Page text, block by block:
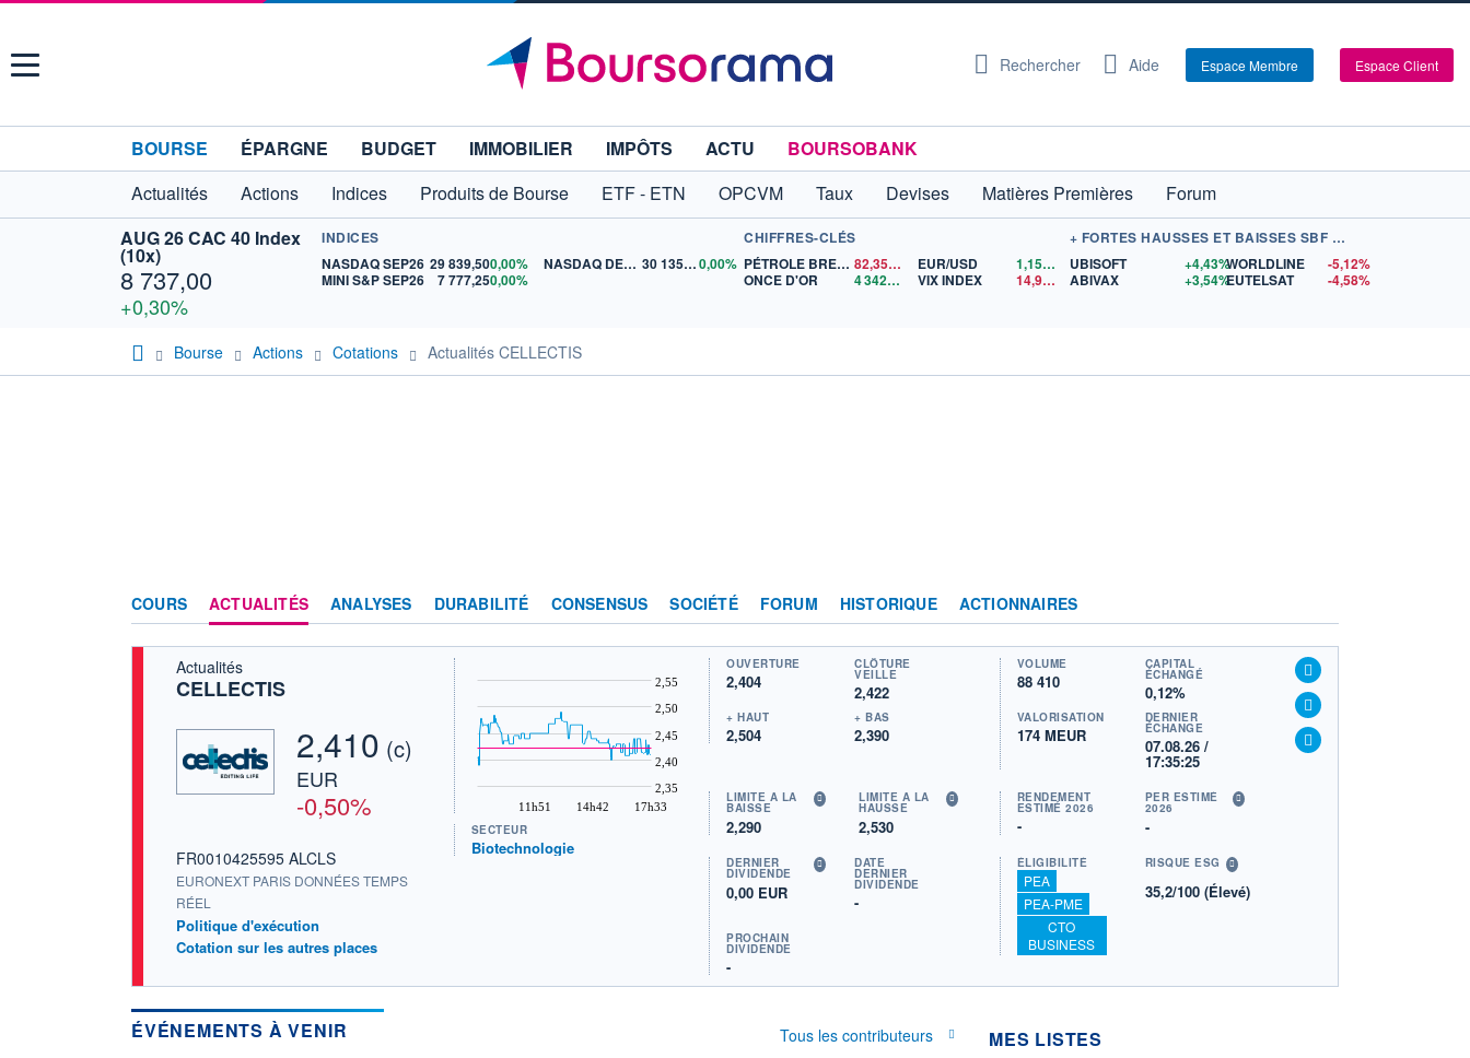
Menu Rechercher Aide Espace Membre Espace Client
BOURSE ÉPARGNE BUDGET IMMOBILIER IMPÔTS ACTU
BOURSOBANK
Actualités
Actions Indices Produits de Bourse ETF - ETN OPCVM Taux Devises Matières Premières
Forum
AUG 26 CAC 40 Index
(10x)
8 737,00
+0,30%
INDICES
NASDAQ SEP26 29 839,500,00%
MINI S&P SEP26
7 777,250,00%
NASDAQ DEC26 30 135,000,00%
CHIFFRES-CLÉS
PÉTROLE BRENT
82,35
$US
ONCE D'OR
4 342,26 $US
EUR/USD 1,1559
$US
VIX INDEX
14,90$US
+ FORTES HAUSSES ET BAISSES SBF 120
UBISOFT
+4,43%
ABIVAX
+3,54%
WORLDLINE
-5,12%
EUTELSAT
-4,58%
Bourse Actions Cotations Actualités CELLECTIS
COURS ACTUALITÉS ANALYSES DURABILITÉ CONSENSUS SOCIÉTÉ FORUM HISTORIQUE ACTIONNAIRES
Actualités
CELLECTIS
2,410 (c)
EUR
-0,50%
FR0010425595 ALCLS
EURONEXT PARIS DONNÉES TEMPS
RÉEL
Politique d'exécution
Cotation sur les autres places
11h51 14h42 17h33
2,35
2,40
2,45
2,50
2,55
SECTEUR
Biotechnologie
OUVERTURE
2,404
CLÔTURE
VEILLE
2,422
+ HAUT
2,504
+ BAS
2,390
VOLUME
88 410
CAPITAL
ÉCHANGÉ
0,12%
VALORISATION
174 MEUR
DERNIER
ÉCHANGE
07.08.26 /
17:35:25
LIMITE À LA
BAISSE
2,290
LIMITE À LA
HAUSSE
2,530
RENDEMENT
ESTIMÉ 2026
-
PER ESTIMÉ
2026
-
DERNIER
DIVIDENDE
0,00 EUR
DATE
DERNIER
DIVIDENDE
-
PROCHAIN
DIVIDENDE
-
ÉLIGIBILITÉ
PEA
PEA-PME
CTO
BUSINESS
RISQUE ESG
35,2/100 (Élevé)
ÉVÉNEMENTS À VENIR
Tous les contributeurs
MES LISTES